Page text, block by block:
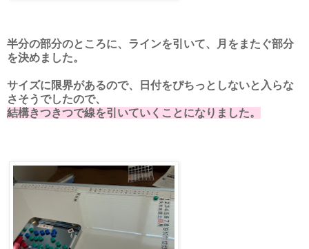
半分の部分のところに、ラインを引いて、月をまたぐ部分
を決めました。
サイズに限界があるので、日付をぴちっとしないと入らな
さそうでしたので、
結構きつきつで線を引いていくことになりました。